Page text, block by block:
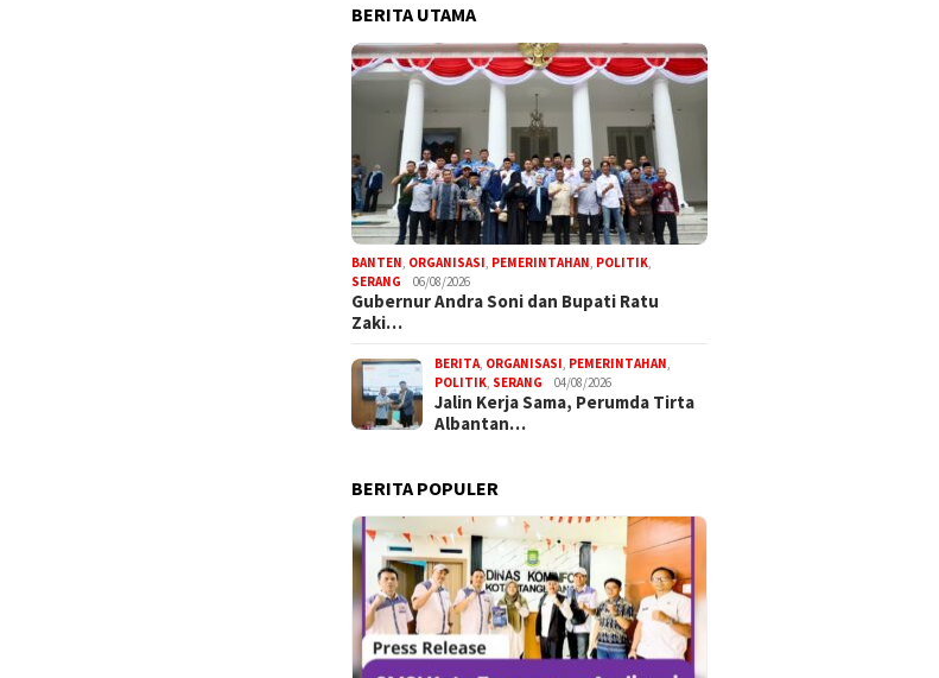
BERITA UTAMA
BANTEN ORGANISASI PEMERINTAHAN POLITIK
SERANG
06/08/2026
Gubernur Andra Soni dan Bupati Ratu
Zaki…
BERITA ORGANISASI PEMERINTAHAN
POLITIK SERANG 04/08/2026
Jalin Kerja Sama, Perumda Tirta
Albantan…
BERITA POPULER